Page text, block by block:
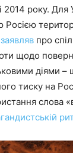
2014 року. Для
про
щодо
діями –
тиску на
слова